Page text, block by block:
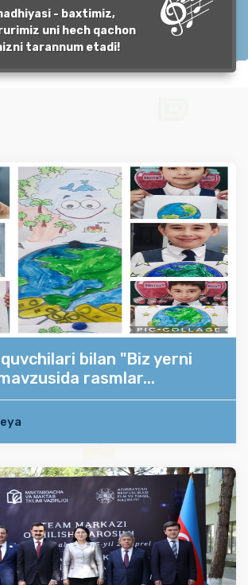
- baxtimiz,
uni hech qachon
tarannum etadi!
bilan "Biz yerni
rasmlar...